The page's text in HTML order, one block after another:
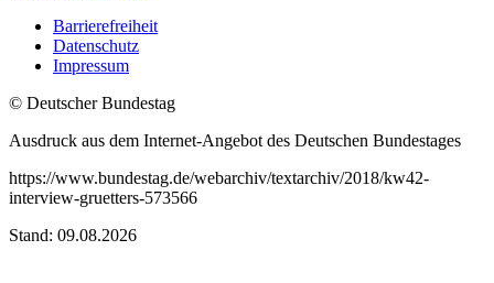
Barrierefreiheit
Datenschutz
Impressum
© Deutscher Bundestag
Ausdruck aus dem Internet-Angebot des Deutschen Bundestages
https://www.bundestag.de/webarchiv/textarchiv/2018/kw42-
interview-gruetters-573566
Stand: 09.08.2026